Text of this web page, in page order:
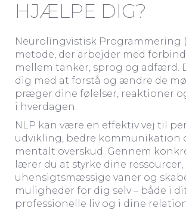
HJÆLPE DIG?
Neurolingvistisk Programmering
metode, der arbejder med
mellem tanker, sprog og adfærd.
dig med at forstå og ændre de
præger dine følelser, reaktioner
i hverdagen.
NLP kan være en effektiv vej til
udvikling, bedre kommunikation
mentalt overskud. Gennem
lærer du at styrke dine ressourcer,
uhensigtsmæssige vaner og
muligheder for dig selv – både i
professionelle liv og i dine